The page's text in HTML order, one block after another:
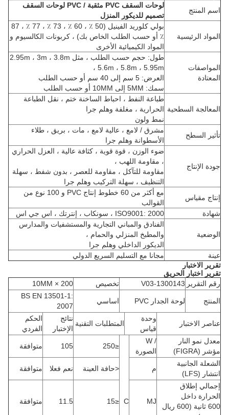
اسم المنتج
لوحات السقف PVC مثقبة / PVC لوحات السقف
تصميم للديكور المنزل
المواد الرئيسية
بولي كلوريد الفينيل (50 ٪ ، 60 ٪ ، 73 ٪ ، 77 ٪ ، 87
٪ أو حسب الطلب الخاص بك) ، كربونات الكالسيوم و
المواد الكيميائية الأخرى
المواصفات
المعتادة
طول: حجم حسب الطلب ، مثل 2.95m ، 3m ، 3.8m
، 5.6m ، 5.8m ، 5.95m
العرض: 5 سم إلى 40 سم أو حسب الطلب
سمك: 5MM إلى 10MM أو حسب الطلب
المعالجة السطحية
طباعة النفط ، احباط الساخنة ختم ، نقل الطباعة
الحرارية ، مغلفة وهلم جرا
نمط ولون
تأثير السطح
مشرق / لامع ، عالية لامع ، مات ، بريق ، طلاء
الأسطوانة وهلم جرا
جودة الإنتاج
ضوء الوزن ، قوة قوية ، كثافة عالية ، العزل الحراري
، مقاومة اللهب ،
مقاومة للتآكل ، مقاومة للعصر ، بدون شفط ، سهلة
التنظيف ، سهلة التركيب وهلم جرا
إنتاج مقياس
مع أكثر من 60 خطوط إنتاج PVC و 100 نوع من
القوالب
شهادة
ISO9001: 2000 ، سونكاب ، إنترتك ، اس جي اس
الوضعية
الفنادق والمباني التجارية والمستشفيات والمدارس
والمطبخ المنزلي والحمام ،
الديكور الداخلي وهلم جرا
عينة
مجانا مع التسليم السريع الدولي
تقرير الاختبار
تقرير اختبار الحريق
رقم التقرير
V03-1300143 تخصيص 200 × 10MM
المنتج لوحة الجدار PVC اساسي
BS EN 13501-1:
2007
عناصر الاختبار
وحدة
قياس
المتطلبات التقنية
نتائج
الإختبار
الحكم
الفردي
معدل نمو النار
مؤشر (FIGRA)
/ W
الصورة
C
≤250
105 متوافقة
الشعلة الجانبية
انتشار (LFS)
م <حافة العينة نعم فعلا متوافقة
إجمالي إطلاق
الحرارة داخل
600 ثانية (600 ريال
MJ
≤15
11.5 متوافقة